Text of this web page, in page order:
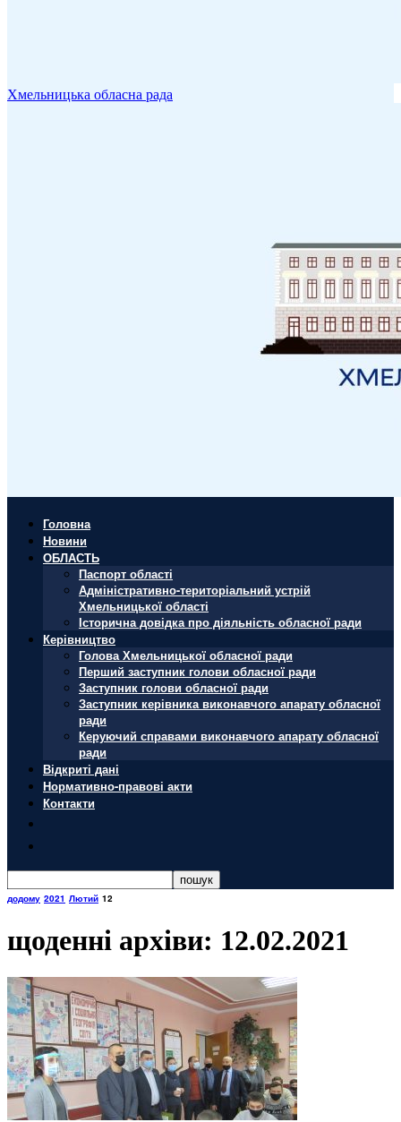
Хмельницька обласна рада
Головна
Новини
ОБЛАСТЬ
Паспорт області
Адміністративно-територіальний устрій
Хмельницької області
Історична довідка про діяльність обласної ради
Керівництво
Голова Хмельницької обласної ради
Перший заступник голови обласної ради
Заступник голови обласної ради
Заступник керівника виконавчого апарату обласної
ради
Керуючий справами виконавчого апарату обласної
ради
Відкриті дані
Нормативно-правові акти
Контакти
додому 2021 Лютий 12
щоденні архіви: 12.02.2021